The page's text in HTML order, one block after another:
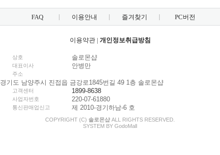
FAQ 이용안내 즐겨찾기 PC버전
이용약관| 개인정보취급방침
상호 솔로몬샵
대표이사 안병만
주소
경기도 남양주시 진접읍 금강로1845번길 49 1층 솔로몬샵
고객센터 1899-8638
사업자번호 220-07-61880
통신판매업신고 제 2010-경기하남-6 호
COPYRIGHT (C) 솔로몬샵 ALL RIGHTS RESERVED.
SYSTEM BY GodoMall